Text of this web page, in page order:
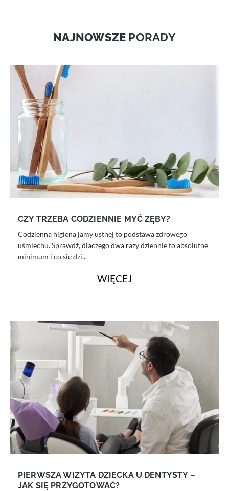
NAJNOWSZE PORADY
CZY TRZEBA CODZIENNIE MYĆ ZĘBY?
Codzienna higiena jamy ustnej to podstawa zdrowego
uśmiechu. Sprawdź, dlaczego dwa razy dziennie to absolutne
minimum i co się dzi...
WIĘCEJ
PIERWSZA WIZYTA DZIECKA U DENTYSTY –
JAK SIĘ PRZYGOTOWAĆ?